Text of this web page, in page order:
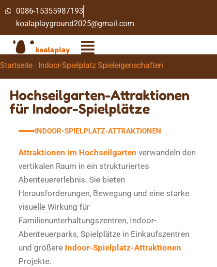
0086-15355987193
koalaplayground2025@gmail.com
Startseite - Indoor-Spielplatz Spieleigenschaften
Hochseilgarten-Attraktionen
für Indoor-Spielplätze
INDOOR-SPIELPLATZ-ATTRAKTIONEN
Attraktionen im Hochseilgarten verwandeln den
vertikalen Raum in ein strukturiertes
Abenteuererlebnis. Sie bieten
Herausforderungen, Bewegung und eine starke
visuelle Wirkung für
Familienunterhaltungszentren, Indoor-
Abenteuerparks, Spielplätze in Einkaufszentren
und größere Indoor-Spielplatz-Attraktionen
Projekte.